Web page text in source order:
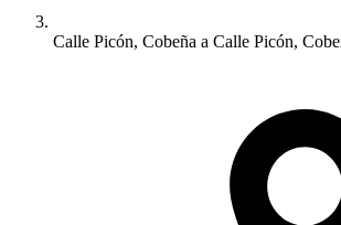
Calle Picón, Cobeña a Calle Picón,